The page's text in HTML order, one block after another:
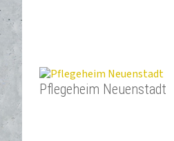
Pflegeheim Neuenstadt